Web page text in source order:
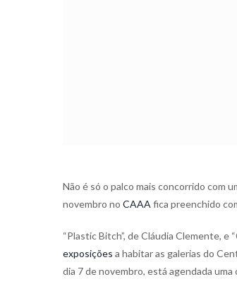
Não é só o palco mais concorrido com
novembro no CAAA fica preenchido
“Plastic Bitch”, de Cláudia Clemente, e
exposições a habitar as galerias do
dia 7 de novembro, está agendada